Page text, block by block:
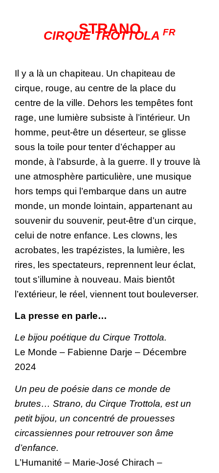
Il y a là un chapiteau. Un chapiteau de
cirque, rouge, au centre de la place du
centre de la ville. Dehors les tempêtes font
rage, une lumière subsiste à l’intérieur. Un
homme, peut-être un déserteur, se glisse
sous la toile pour tenter d’échapper au
monde, à l’absurde, à la guerre. Il y trouve là
une atmosphère particulière, une musique
hors temps qui l’embarque dans un autre
monde, un monde lointain, appartenant au
souvenir du souvenir, peut-être d’un cirque,
celui de notre enfance. Les clowns, les
acrobates, les trapézistes, la lumière, les
rires, les spectateurs, reprennent leur éclat,
tout s’illumine à nouveau. Mais bientôt
l’extérieur, le réel, viennent tout bouleverser.
La presse en parle…
Le bijou poétique du Cirque Trottola.
Le Monde – Fabienne Darje – Décembre
2024
Un peu de poésie dans ce monde de
brutes… Strano, du Cirque Trottola, est un
petit bijou, un concentré de prouesses
circassiennes pour retrouver son âme
d’enfance.
L’Humanité – Marie-José Chirach –
STRANO
CIRQUE TROTTOLA FR